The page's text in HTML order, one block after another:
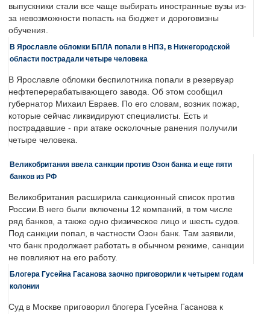
выпускники стали все чаще выбирать иностранные вузы из-
за невозможности попасть на бюджет и дороговизны
обучения.
В Ярославле обломки БПЛА попали в НПЗ, в Нижегородской
области пострадали четыре человека
В Ярославле обломки беспилотника попали в резервуар
нефтеперерабатывающего завода. Об этом сообщил
губернатор Михаил Евраев. По его словам, возник пожар,
которые сейчас ликвидируют специалисты. Есть и
пострадавшие - при атаке осколочные ранения получили
четыре человека.
Великобритания ввела санкции против Озон банка и еще пяти
банков из РФ
Великобритания расширила санкционный список против
России.В него были включены 12 компаний, в том числе
ряд банков, а также одно физическое лицо и шесть судов.
Под санкции попал, в частности Озон банк. Там заявили,
что банк продолжает работать в обычном режиме, санкции
не повлияют на его работу.
Блогера Гусейна Гасанова заочно приговорили к четырем годам
колонии
Суд в Москве приговорил блогера Гусейна Гасанова к